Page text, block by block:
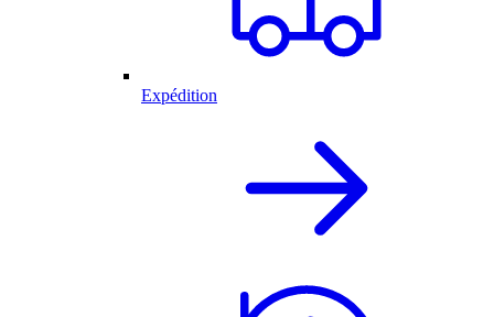
Expédition